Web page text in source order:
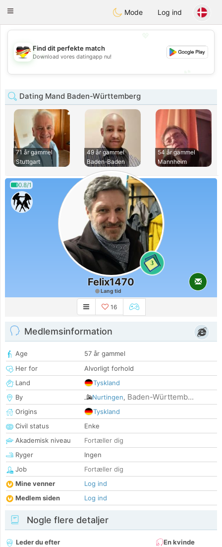
DeutschDating
Toggle
Mode Log ind
💖
💕
Find dit perfekte match
Download vores datingapp nu!
Dating Mand Baden-Württemberg
71 år gammel
Stuttgart
49 år gammel
Baden-Baden
54 år gammel
Mannheim
0.8/1
3
Felix1470
Lang tid
16
Medlemsinformation
Age
57 år gammel
Her for
Alvorligt forhold
Land
Tyskland
By
Nurtingen, Baden-Württemb...
Origins
Tyskland
Civil status
Enke
Akademisk niveau
Fortæller dig
Ryger
Ingen
Job
Fortæller dig
Mine venner
Log ind
Medlem siden
Log ind
Nogle flere detaljer
Leder du efter
En kvinde